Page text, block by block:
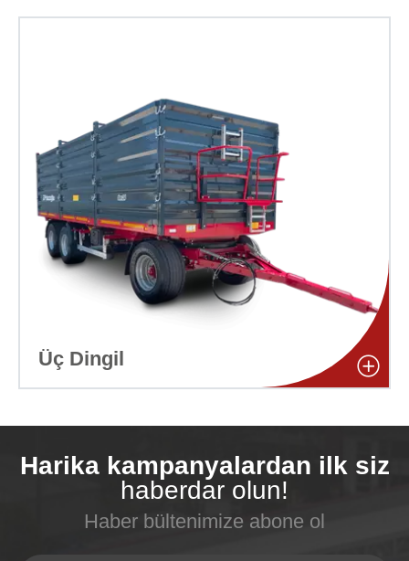
Üç Dingil
Harika kampanyalardan ilk siz
haberdar olun!
Haber bültenimize abone ol